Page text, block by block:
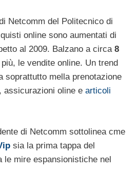
Netcomm del Politecnico di
online sono aumentati di
al 2009. Balzano a circa 8
le vendite online. Un trend
soprattutto mella prenotazione
assicurazioni oline e articoli
di Netcomm sottolinea cme
sia la prima tappa del
le mire espansionistiche nel